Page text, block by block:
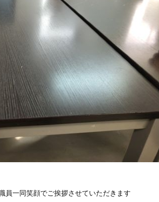
員一同笑顔でご挨拶させていただきます